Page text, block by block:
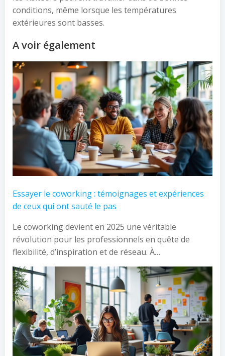
conditions, même lorsque les températures
extérieures sont basses.
A voir également
Essayer le coworking : témoignages et expériences
de ceux qui ont sauté le pas
Le coworking devient en 2025 une véritable
révolution pour les professionnels en quête de
flexibilité, d’inspiration et de réseau. À…